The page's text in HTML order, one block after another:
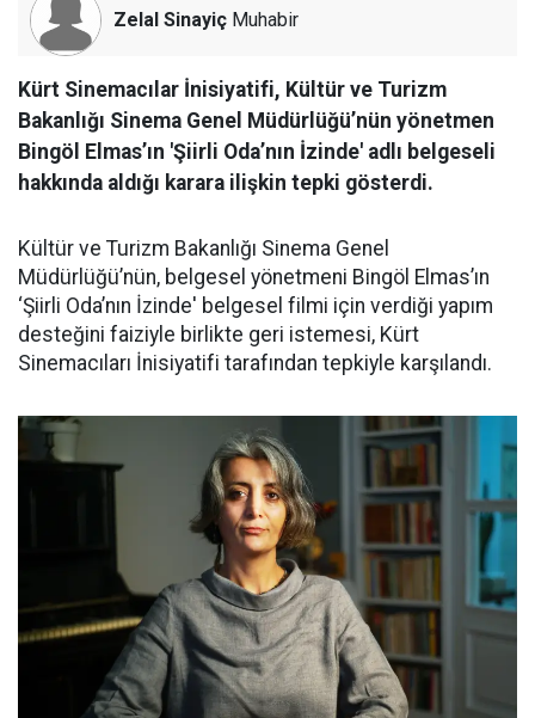
Zelal Sinayiç Muhabir
Kürt Sinemacılar İnisiyatifi, Kültür ve Turizm
Bakanlığı Sinema Genel Müdürlüğü’nün yönetmen
Bingöl Elmas’ın 'Şiirli Oda’nın İzinde' adlı belgeseli
hakkında aldığı karara ilişkin tepki gösterdi.
Kültür ve Turizm Bakanlığı Sinema Genel
Müdürlüğü’nün, belgesel yönetmeni Bingöl Elmas’ın
‘Şiirli Oda’nın İzinde' belgesel filmi için verdiği yapım
desteğini faiziyle birlikte geri istemesi, Kürt
Sinemacıları İnisiyatifi tarafından tepkiyle karşılandı.